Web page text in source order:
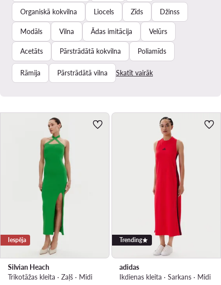
Organiskā kokvilna Liocels Zīds Džinss
Modāls Vilna Ādas imitācija Velūrs
Acetāts Pārstrādātā kokvilna Poliamīds
Rāmija Pārstrādātā vilna Skatīt vairāk
Iespēja
Silvian Heach
Trikotāžas kleita · Zaļš · Midi
Trending
adidas
Ikdienas kleita · Sarkans · Midi